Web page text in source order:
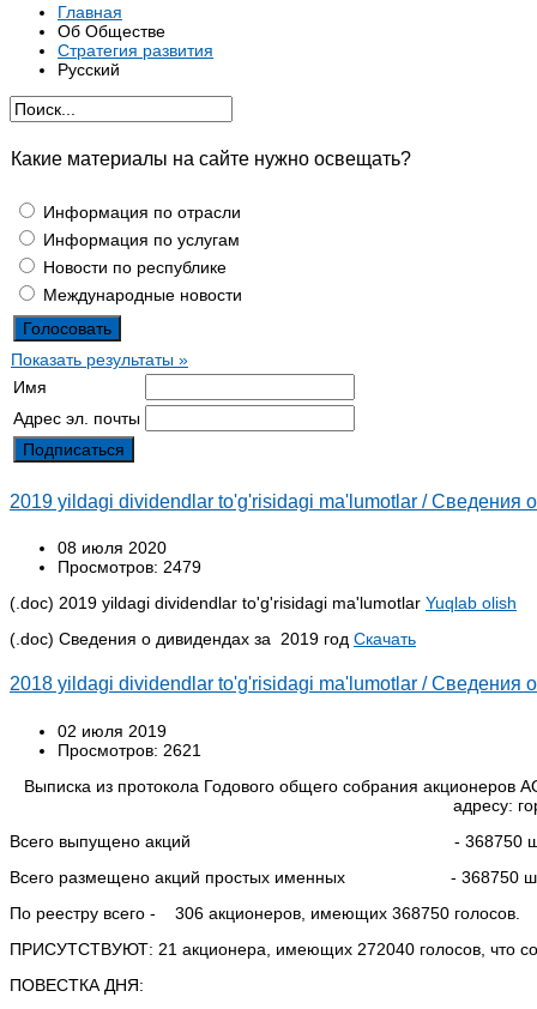
Главная
Об Обществе
Стратегия развития
Русский
Какие материалы на сайте нужно освещать?
Информация по отрасли
Информация по услугам
Новости по республике
Международные новости
Показать результаты »
Имя
Адрес эл. почты
2019 yildagi dividendlar to'g'risidagi ma'lumotlar / Сведения
08 июля 2020
Просмотров: 2479
(.doc) 2019 yildagi dividendlar to'g'risidagi ma'lumotlar Yuqlab olish
(.doc) Сведения о дивидендах за 2019 год Скачать
2018 yildagi dividendlar to'g'risidagi ma'lumotlar / Сведения
02 июля 2019
Просмотров: 2621
Выписка из протокола Годового общего собрания
адресу:
Всего выпущено акций - 368750
Всего размещено акций простых именных - 368750
По реестру всего - 306 акционеров, имеющих 368750 голосов.
ПРИСУТСТВУЮТ: 21 акционера, имеющих 272040 голосов, что
ПОВЕСТКА ДНЯ: